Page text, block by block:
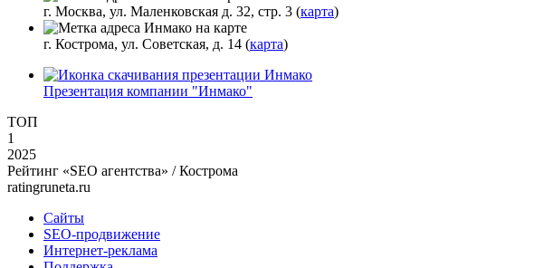
г. Москва, ул. Маленковская д. 32, стр. 3 (карта)
г. Кострома, ул. Советская, д. 14 (карта)
Презентация компании "Инмако"
ТОП
1
2025
Рейтинг «SEO агентства» / Кострома
ratingruneta.ru
Сайты
SEO-продвижение
Интернет-реклама